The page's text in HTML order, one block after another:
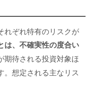
れぞれ特有のリスクが
は、不確実性の度合い
期待される投資対象ほ
。想定される主なリス